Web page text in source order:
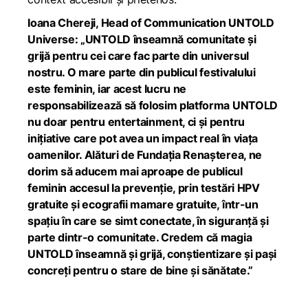
Ioana Chereji, Head of Communication UNTOLD
Universe: „UNTOLD înseamnă comunitate și
grijă pentru cei care fac parte din universul
nostru. O mare parte din publicul festivalului
este feminin, iar acest lucru ne
responsabilizează să folosim platforma UNTOLD
nu doar pentru entertainment, ci și pentru
inițiative care pot avea un impact real în viața
oamenilor. Alături de Fundația Renașterea, ne
dorim să aducem mai aproape de publicul
feminin accesul la prevenție, prin testări HPV
gratuite și ecografii mamare gratuite, într-un
spațiu în care se simt conectate, în siguranță și
parte dintr-o comunitate. Credem că magia
UNTOLD înseamnă și grijă, conștientizare și pași
concreți pentru o stare de bine și sănătate.”